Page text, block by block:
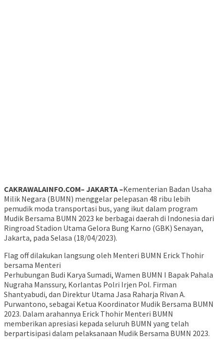
CAKRAWALAINFO.COM– JAKARTA –Kementerian Badan Usaha
Milik Negara (BUMN) menggelar pelepasan 48 ribu lebih
pemudik moda transportasi bus, yang ikut dalam program
Mudik Bersama BUMN 2023 ke berbagai daerah di Indonesia dari
Ringroad Stadion Utama Gelora Bung Karno (GBK) Senayan,
Jakarta, pada Selasa (18/04/2023).
Flag off dilakukan langsung oleh Menteri BUMN Erick Thohir
bersama Menteri
Perhubungan Budi Karya Sumadi, Wamen BUMN I Bapak Pahala
Nugraha Manssury, Korlantas Polri Irjen Pol. Firman
Shantyabudi, dan Direktur Utama Jasa Raharja Rivan A.
Purwantono, sebagai Ketua Koordinator Mudik Bersama BUMN
2023. Dalam arahannya Erick Thohir Menteri BUMN
memberikan apresiasi kepada seluruh BUMN yang telah
berpartisipasi dalam pelaksanaan Mudik Bersama BUMN 2023.